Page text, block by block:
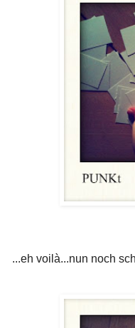
...eh voilà...nun noch